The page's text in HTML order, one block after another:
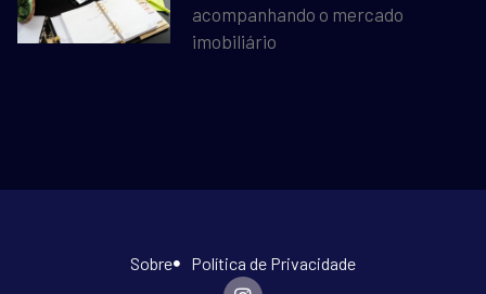
acompanhando o mercado
imobiliário
Sobre Política de Privacidade